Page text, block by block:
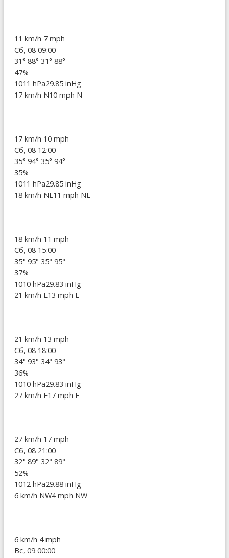
11 km/h 7 mph
Сб, 08 09:00
31° 88° 31° 88°
47%
1011 hPa29.85 inHg
17 km/h N10 mph N
17 km/h 10 mph
Сб, 08 12:00
35° 94° 35° 94°
35%
1011 hPa29.85 inHg
18 km/h NE11 mph NE
18 km/h 11 mph
Сб, 08 15:00
35° 95° 35° 95°
37%
1010 hPa29.83 inHg
21 km/h E13 mph E
21 km/h 13 mph
Сб, 08 18:00
34° 93° 34° 93°
36%
1010 hPa29.83 inHg
27 km/h E17 mph E
27 km/h 17 mph
Сб, 08 21:00
32° 89° 32° 89°
52%
1012 hPa29.88 inHg
6 km/h NW4 mph NW
6 km/h 4 mph
Вс, 09 00:00